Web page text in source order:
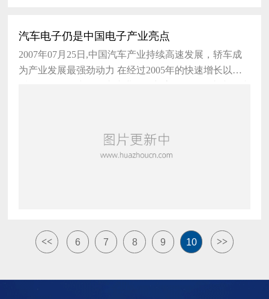
汽车电子仍是中国电子产业亮点
2007年07月25日,中国汽车产业持续高速发展，轿车成
为产业发展最强劲动力 在经过2005年的快速增长以
<< 6 7 8 9 10 >>